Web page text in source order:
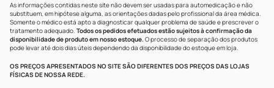
As informações contidas neste site não devem ser usadas para automedicação e não
substituem, em hipótese alguma, as orientações dadas pelo profissional da área médica.
Somente o médico está apto a diagnosticar qualquer problema de saúde e prescrever o
tratamento adequado. Todos os pedidos efetuados estão sujeitos à confirmação da
disponibilidade de produto em nosso estoque.O processo de separação dos produtos
pode levar até dois dias úteis dependendo da disponibilidade do estoque em loja.
OS PREÇOS APRESENTADOS NO SITE SÃO DIFERENTES DOS PREÇOS DAS LOJAS
FÍSICAS DE NOSSA REDE.